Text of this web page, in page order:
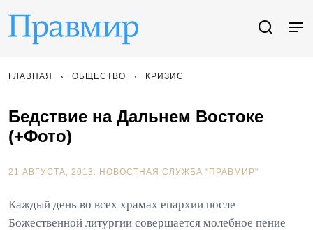
ГЛАВНАЯ ОБЩЕСТВО КРИЗИС
Бедствие на Дальнем Востоке
(+Фото)
21 АВГУСТА, 2013. НОВОСТНАЯ СЛУЖБА "ПРАВМИР"
Каждый день во всех храмах епархии после
Божественной литургии совершается молебное пение